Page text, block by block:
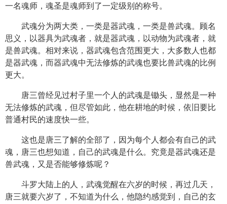
一名魂师，魂圣是魂师到了一定级别的称号。
武魂分为两大类，一类是器武魂，一类是兽武魂。顾名
思义，以器具为武魂者，就是器武魂，以动物为武魂者，就
是兽武魂。相对来说，器武魂包含范围更大，大多数人也都
是器武魂，而器武魂中无法修炼的武魂也要比兽武魂的比例
更大。
唐三曾经见过村子里一个人的武魂是锄头，显然是一种
无法修炼的武魂，但尽管如此，他在耕地的时候，依旧要比
普通村民的速度快一些。
这也是唐三了解的全部了，因为每个人都会有自己的武
魂，唐三也想知道，自己的武魂是什么。究竟是器武魂还是
兽武魂，又是否能够修炼呢？
斗罗大陆上的人，武魂觉醒在六岁的时候，再过几天，
唐三就要六岁了，不知道为什么，他隐约感觉到，自己的玄